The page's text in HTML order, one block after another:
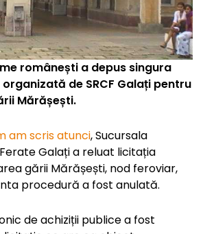
românești a depus singura
de SRCF Galați pentru
Mărășești.
am scris atunci, Sucursala
Galați a reluat licitația
gării Mărășești, nod feroviar,
procedură a fost anulată.
de achiziții publice a fost